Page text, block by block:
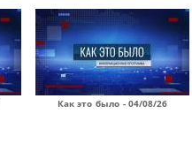
Как это было - 04/08/26